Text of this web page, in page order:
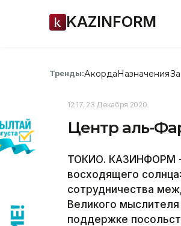
KAZINFORM
Тренды:АкордаНазначения
12:17, 23 Декабря 2020
Центр аль-
ТОКИО. КАЗИНФОРМ -
восходящего
сотрудничества
Великого
поддержке